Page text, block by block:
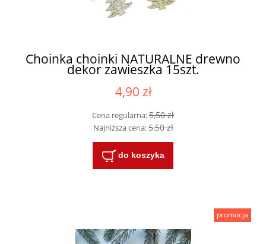
Choinka choinki NATURALNE drewno
dekor zawieszka 15szt.
4,90 zł
Cena regularna:5,50 zł
Najniższa cena:5,50 zł
do koszyka
promocja